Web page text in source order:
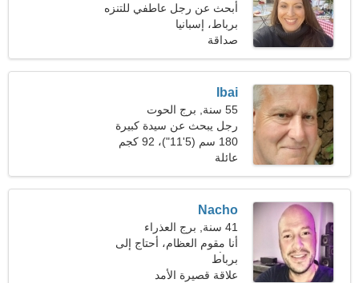
أبحث عن رجل عاطفي للتنزه
برباط، إسبانيا
صداقة
Ibai
55 سنة, برج الحوت
رجل يبحث عن سيدة كبيرة
180 سم (5'11")، 92 كجم
(202 رطل)
عائلة
Nacho
41 سنة, برج العذراء
أنا مقوم العظام، أحتاج إلى
امرأة لطيفة
برباط
علاقة قصيرة الأمد